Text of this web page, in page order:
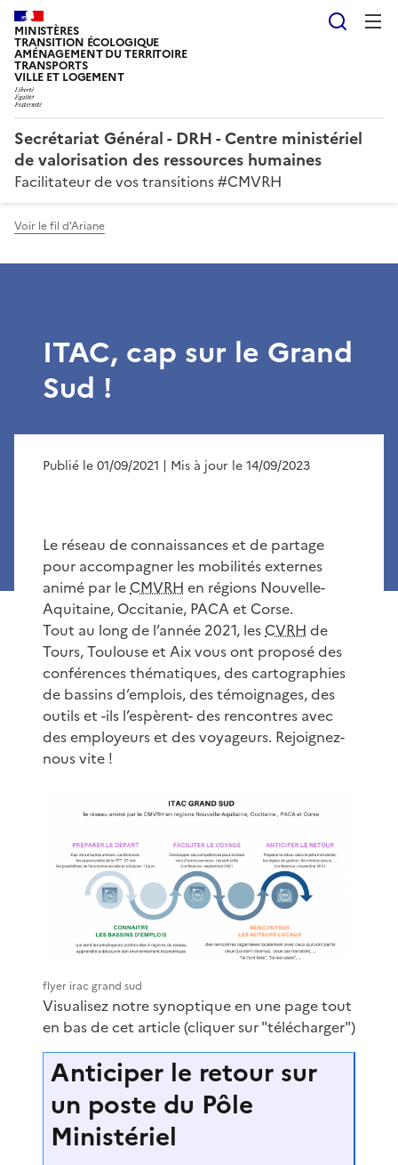
MINISTÈRES
TRANSITION ÉCOLOGIQUE
AMÉNAGEMENT DU TERRITOIRE
TRANSPORTS
VILLE ET LOGEMENT
Secrétariat Général - DRH - Centre ministériel
de valorisation des ressources humaines
Facilitateur de vos transitions #CMVRH
Voir le fil d'Ariane
ITAC, cap sur le Grand
Sud !
Publié le 01/09/2021 | Mis à jour le 14/09/2023
Le réseau de connaissances et de partage
pour accompagner les mobilités externes
animé par le CMVRH en régions Nouvelle-
Aquitaine, Occitanie, PACA et Corse.
Tout au long de l’année 2021, les CVRH de
Tours, Toulouse et Aix vous ont proposé des
conférences thématiques, des cartographies
de bassins d’emplois, des témoignages, des
outils et -ils l’espèrent- des rencontres avec
des employeurs et des voyageurs. Rejoignez-
nous vite !
flyer irac grand sud
Visualisez notre synoptique en une page tout
en bas de cet article (cliquer sur "télécharger")
Anticiper le retour sur
un poste du Pôle
Ministériel